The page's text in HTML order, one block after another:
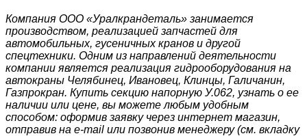
Компания ООО «Уралкрандеталь» занимается
производством, реализацией запчастей для
автомобильных, гусеничных кранов и другой
спецтехники. Одним из направлений деятельности
компании является реализация гидрооборудования на
автокраны Челябинец, Ивановец, Клинцы, Галичанин,
Газпрокран. Купить секцию напорную У.062, узнать о ее
наличии или цене, вы можете любым удобным
способом: оформив заявку через интернет магазин,
отправив на e-mail или позвонив менеджеру (см. вкладку